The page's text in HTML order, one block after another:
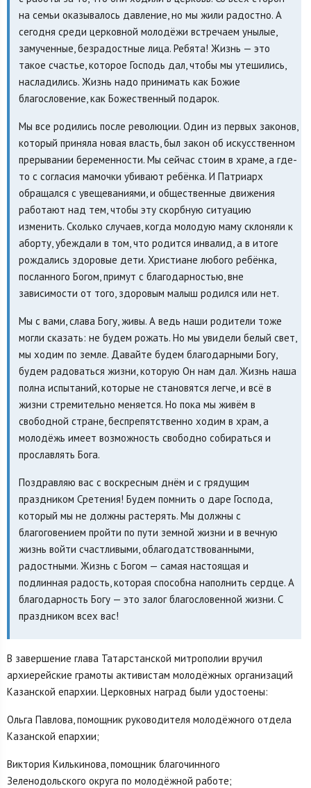
на семьи оказывалось давление, но мы жили радостно. А
сегодня среди церковной молодёжи встречаем унылые,
замученные, безрадостные лица. Ребята! Жизнь — это
такое счастье, которое Господь дал, чтобы мы утешились,
насладились. Жизнь надо принимать как Божие
благословение, как Божественный подарок.
Мы все родились после революции. Один из первых законов,
который приняла новая власть, был закон об искусственном
прерывании беременности. Мы сейчас стоим в храме, а где-
то с согласия мамочки убивают ребёнка. И Патриарх
обращался с увещеваниями, и общественные движения
работают над тем, чтобы эту скорбную ситуацию
изменить. Сколько случаев, когда молодую маму склоняли к
аборту, убеждали в том, что родится инвалид, а в итоге
рождались здоровые дети. Христиане любого ребёнка,
посланного Богом, примут с благодарностью, вне
зависимости от того, здоровым малыш родился или нет.
Мы с вами, слава Богу, живы. А ведь наши родители тоже
могли сказать: не будем рожать. Но мы увидели белый свет,
мы ходим по земле. Давайте будем благодарными Богу,
будем радоваться жизни, которую Он нам дал. Жизнь наша
полна испытаний, которые не становятся легче, и всё в
жизни стремительно меняется. Но пока мы живём в
свободной стране, беспрепятственно ходим в храм, а
молодёжь имеет возможность свободно собираться и
прославлять Бога.
Поздравляю вас с воскресным днём и с грядущим
праздником Сретения! Будем помнить о даре Господа,
который мы не должны растерять. Мы должны с
благоговением пройти по пути земной жизни и в вечную
жизнь войти счастливыми, облагодатствованными,
радостными. Жизнь с Богом — самая настоящая и
подлинная радость, которая способна наполнить сердце. А
благодарность Богу — это залог благословенной жизни. С
праздником всех вас!
В завершение глава Татарстанской митрополии вручил
архиерейские грамоты активистам молодёжных организаций
Казанской епархии. Церковных наград были удостоены:
Ольга Павлова, помощник руководителя молодёжного отдела
Казанской епархии;
Виктория Килькинова, помощник благочинного
Зеленодольского округа по молодёжной работе;